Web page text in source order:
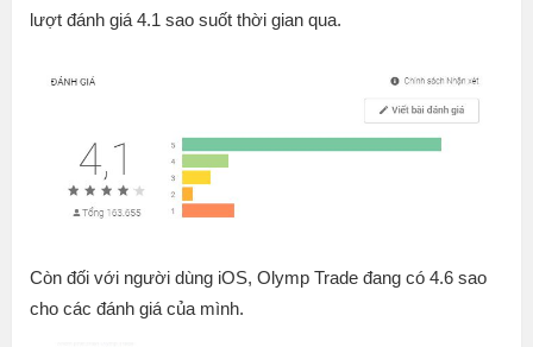
lượt đánh giá 4.1 sao suốt thời gian qua.
Còn đối với người dùng iOS, Olymp Trade đang có 4.6 sao
cho các đánh giá của mình.